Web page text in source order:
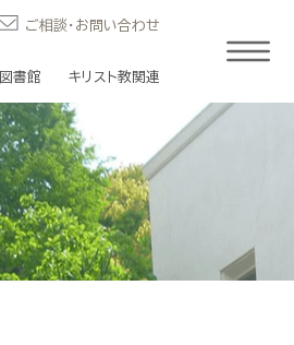
図書館 キリスト教関連
ご相談・お問い合わせ